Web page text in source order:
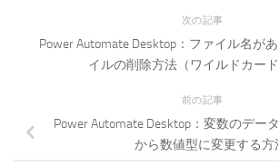
次の記事
Power Automate Desktop：ファイル名が
イルの削除方法（ワイルドカード
前の記事
Power Automate Desktop：変数のデー
から数値型に変更する方